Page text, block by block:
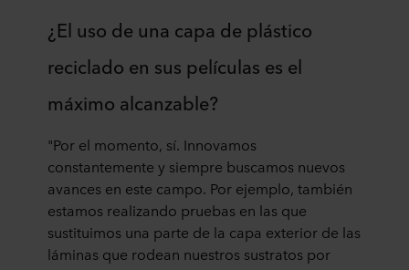
¿El uso de una capa de plástico
reciclado en sus películas es el
máximo alcanzable?
"Por el momento, sí. Innovamos
constantemente y siempre buscamos nuevos
avances en este campo. Por ejemplo, también
estamos realizando pruebas en las que
sustituimos una parte de la capa exterior de las
láminas que rodean nuestros sustratos por